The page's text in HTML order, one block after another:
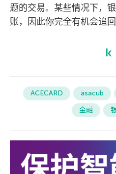
题的交易。某些情况下，
账，因此你完全有机会追
ACECARD asacub
金融